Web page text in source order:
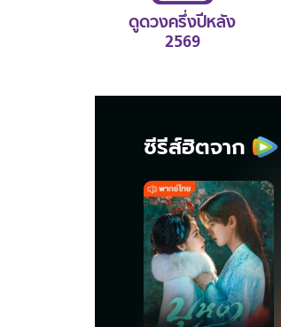
ดูดวงครึ่งปีหลัง
2569
ซีรีส์ฮิตจาก